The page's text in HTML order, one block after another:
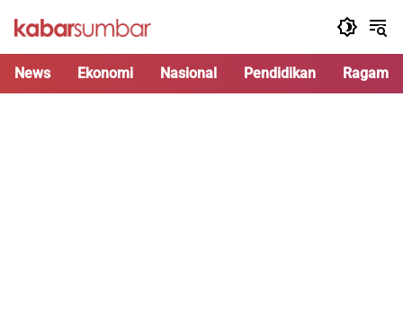
News Ekonomi Nasional Pendidikan Ragam